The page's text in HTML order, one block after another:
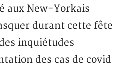
aux New-Yorkais
durant cette fête
inquiétudes
des cas de covid